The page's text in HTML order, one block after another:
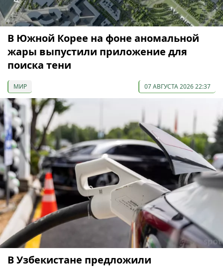
В Южной Корее на фоне аномальной
жары выпустили приложение для
поиска тени
МИР 07 АВГУСТА 2026 22:37
В Узбекистане предложили